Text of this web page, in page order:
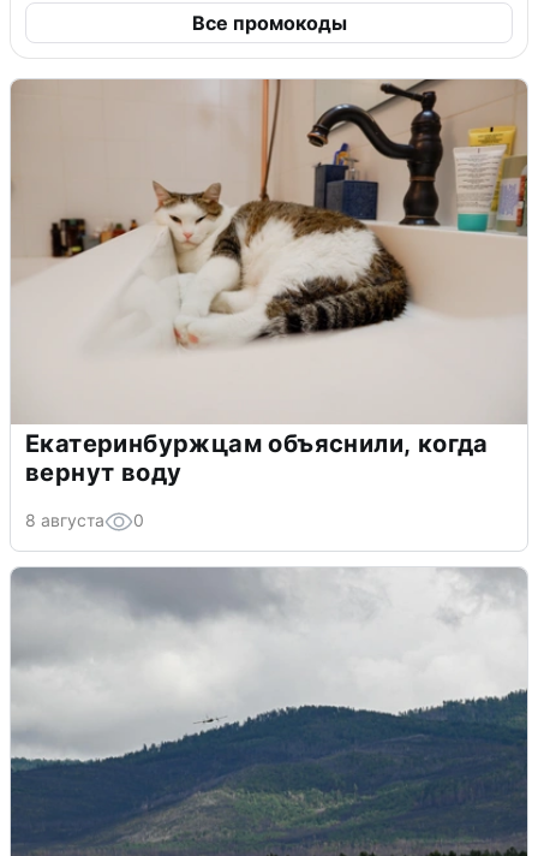
Все промокоды
Екатеринбуржцам объяснили, когда
вернут воду
8 августа 0